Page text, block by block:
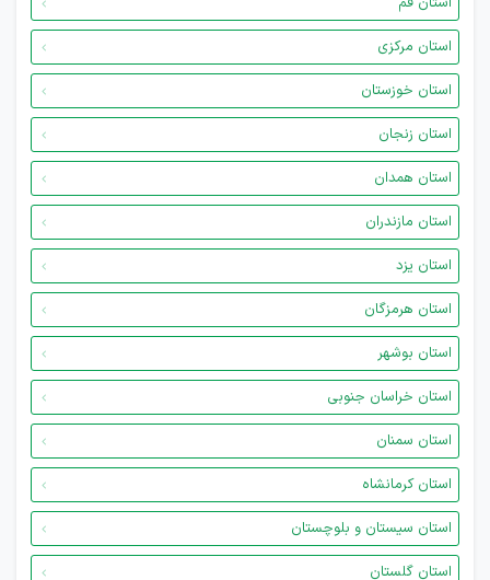
استان مرکزی
استان خوزستان
استان زنجان
استان همدان
استان مازندران
استان یزد
استان هرمزگان
استان بوشهر
استان خراسان جنوبی
استان سمنان
استان کرمانشاه
استان سیستان و بلوچستان
استان گلستان